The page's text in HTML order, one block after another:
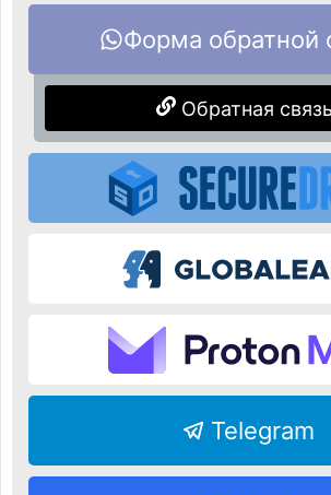
Форма обратной
Обратная связь
Telegram